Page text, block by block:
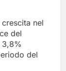
nel
del
3,8%
del